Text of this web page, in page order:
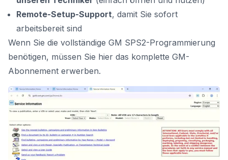
Remote-Setup-Support, damit Sie sofort
arbeitsbereit sind
Wenn Sie die vollständige GM SPS2-Programmierung
benötigen, müssen Sie hier das komplette GM-
Abonnement erwerben.